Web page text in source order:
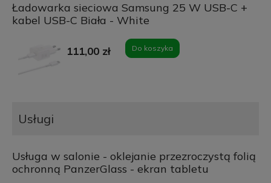
Ładowarka sieciowa Samsung 25 W USB-C +
kabel USB-C Biała - White
111,00 zł Do koszyka
Usługi
Usługa w salonie - oklejanie przezroczystą folią
ochronną PanzerGlass - ekran tabletu